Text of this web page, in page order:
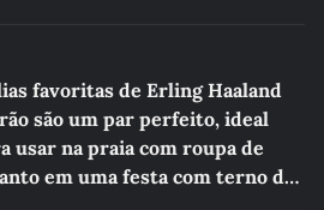
favoritas de Erling Haaland
são um par perfeito, ideal
usar na praia com roupa de
em uma festa com terno de